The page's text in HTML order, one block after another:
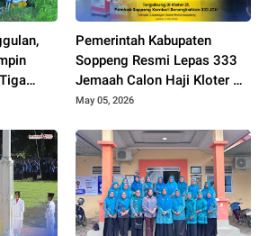
Pemerintah Kabupaten
Soppeng Resmi Lepas 333
Jemaah Calon Haji Kloter 21
ke Tanah Suci
May 05, 2026